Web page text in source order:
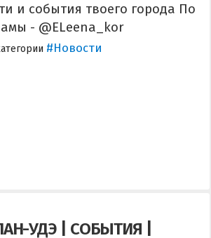
и события твоего города По
- @ELeena_kor
#Новости
УДЭ | СОБЫТИЯ |